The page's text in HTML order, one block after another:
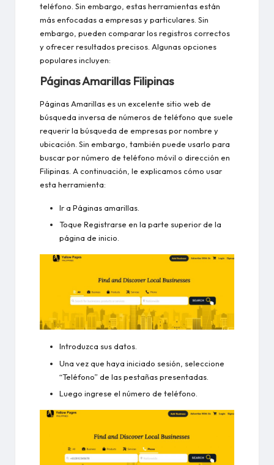
teléfono. Sin embargo, estas herramientas están
más enfocadas a empresas y particulares. Sin
embargo, pueden comparar los registros correctos
y ofrecer resultados precisos. Algunas opciones
populares incluyen:
Páginas Amarillas Filipinas
Páginas Amarillas es un excelente sitio web de
búsqueda inversa de números de teléfono que suele
requerir la búsqueda de empresas por nombre y
ubicación. Sin embargo, también puede usarlo para
buscar por número de teléfono móvil o dirección en
Filipinas. A continuación, le explicamos cómo usar
esta herramienta:
Ir a Páginas amarillas
Toque Registrarse en la parte superior de la
página de inicio.
Introduzca sus datos.
Una vez que haya iniciado sesión, seleccione
“Teléfono” de las pestañas presentadas.
Luego ingrese el número de teléfono.